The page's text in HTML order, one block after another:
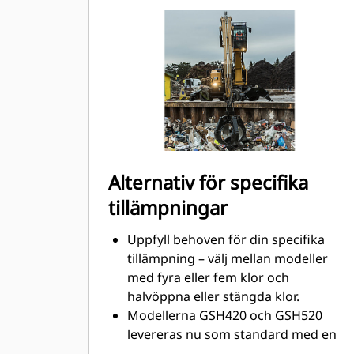
matchningen och effektiviteten hos
maskin och grip.
Nå nya höjder och öka din
svängkontroll. GSH-griparna
kompakta höjd utökar dina
möjligheter och gör dem perfekta
för inomhustillämpningar.
Alternativ för specifika
tillämpningar
Uppfyll behoven för din specifika
tillämpning – välj mellan modeller
med fyra eller fem klor och
halvöppna eller stängda klor.
Modellerna GSH420 och GSH520
levereras nu som standard med en